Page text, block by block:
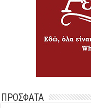
ΠΡΟΣΦΑΤΑ